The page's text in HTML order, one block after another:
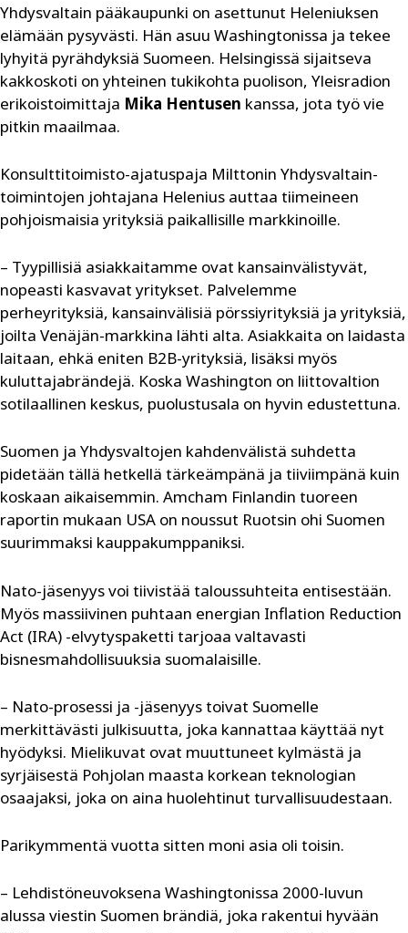
Yhdysvaltain pääkaupunki on asettunut Heleniuksen
elämään pysyvästi. Hän asuu Washingtonissa ja tekee
lyhyitä pyrähdyksiä Suomeen. Helsingissä sijaitseva
kakkoskoti on yhteinen tukikohta puolison, Yleisradion
erikoistoimittaja Mika Hentusen kanssa, jota työ vie
pitkin maailmaa.
Konsulttitoimisto-ajatuspaja Milttonin Yhdysvaltain-
toimintojen johtajana Helenius auttaa tiimeineen
pohjoismaisia yrityksiä paikallisille markkinoille.
– Tyypillisiä asiakkaitamme ovat kansainvälistyvät,
nopeasti kasvavat yritykset. Palvelemme
perheyrityksiä, kansainvälisiä pörssiyrityksiä ja yrityksiä,
joilta Venäjän-markkina lähti alta. Asiakkaita on laidasta
laitaan, ehkä eniten B2B-yrityksiä, lisäksi myös
kuluttajabrändejä. Koska Washington on liittovaltion
sotilaallinen keskus, puolustusala on hyvin edustettuna.
Suomen ja Yhdysvaltojen kahdenvälistä suhdetta
pidetään tällä hetkellä tärkeämpänä ja tiiviimpänä kuin
koskaan aikaisemmin. Amcham Finlandin tuoreen
raportin mukaan USA on noussut Ruotsin ohi Suomen
suurimmaksi kauppakumppaniksi.
Nato-jäsenyys voi tiivistää taloussuhteita entisestään.
Myös massiivinen puhtaan energian Inflation Reduction
Act (IRA) -elvytyspaketti tarjoaa valtavasti
bisnesmahdollisuuksia suomalaisille.
– Nato-prosessi ja -jäsenyys toivat Suomelle
merkittävästi julkisuutta, joka kannattaa käyttää nyt
hyödyksi. Mielikuvat ovat muuttuneet kylmästä ja
syrjäisestä Pohjolan maasta korkean teknologian
osaajaksi, joka on aina huolehtinut turvallisuudestaan.
Parikymmentä vuotta sitten moni asia oli toisin.
– Lehdistöneuvoksena Washingtonissa 2000-luvun
alussa viestin Suomen brändiä, joka rakentui hyvään